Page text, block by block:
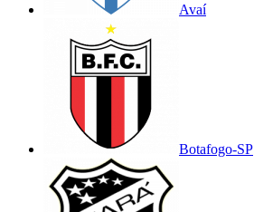
Avaí
Botafogo-SP